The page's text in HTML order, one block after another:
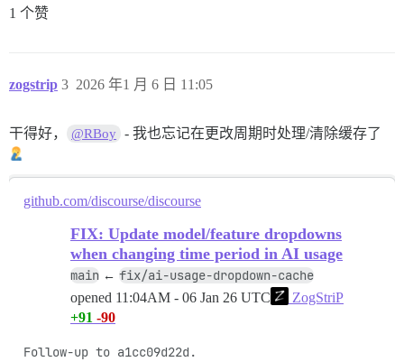
1 个赞
zogstrip 2026 年1 月 6 日 11:05
3
干得好， @RBoy - 我也忘记在更改周期时处理/清除缓存了
github.com/discourse/discourse
FIX: Update model/feature dropdowns
when changing time period in AI usage
main ← fix/ai-usage-dropdown-cache
opened 11:04AM - 06 Jan 26 UTC
ZogStriP
+91 -90
Follow-up to a1cc09d22d.